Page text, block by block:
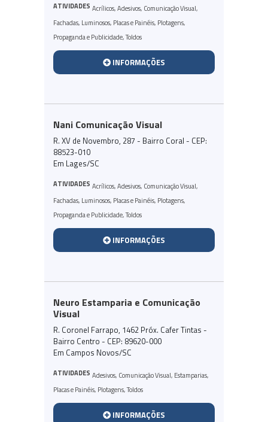
ATIVIDADES Acrílicos,Adesivos, Comunicação Visual,
Fachadas, Luminosos, Placas e Painéis, Plotagens,
Propaganda e Publicidade,Toldos
INFORMAÇÕES
Nani Comunicação Visual
R. XV de Novembro, 287 - Bairro Coral - CEP:
88523-010
Em Lages/SC
ATIVIDADES Acrílicos,Adesivos, Comunicação Visual,
Fachadas, Luminosos, Placas e Painéis, Plotagens,
Propaganda e Publicidade,Toldos
INFORMAÇÕES
Neuro Estamparia e Comunicação
Visual
R. Coronel Farrapo, 1462 Próx. Cafer Tintas -
Bairro Centro - CEP: 89620-000
Em Campos Novos/SC
ATIVIDADES Adesivos, Comunicação Visual, Estamparias,
Placas e Painéis, Plotagens,Toldos
INFORMAÇÕES